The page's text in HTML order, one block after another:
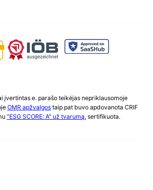
"LinkedIn
įvertintas e. parašo teikėjas nepriklausomoje
OMR apžvalgostaip pat buvo apdovanota CRIF
"ESG SCORE: A" už tvarumą.sertifikuota.